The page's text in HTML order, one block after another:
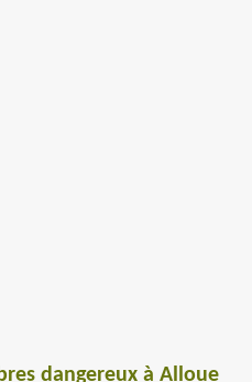
dangereux à Alloue